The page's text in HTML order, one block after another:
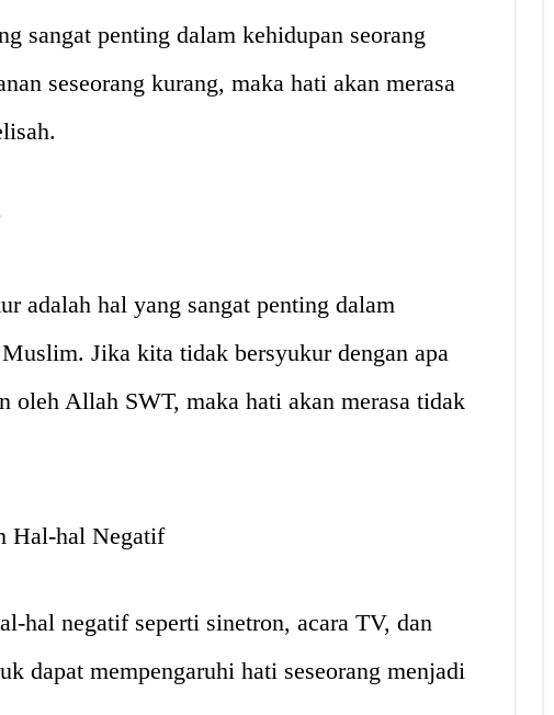
sangat penting dalam kehidupan seorang
seseorang kurang, maka hati akan merasa
adalah hal yang sangat penting dalam
Jika kita tidak bersyukur dengan apa
oleh Allah SWT, maka hati akan merasa tidak
Hal-hal Negatif
hal negatif seperti sinetron, acara TV, dan
dapat mempengaruhi hati seseorang menjadi